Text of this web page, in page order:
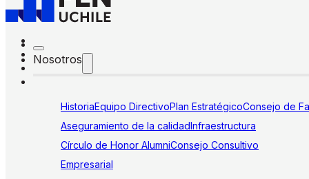
Nosotros
HistoriaEquipo DirectivoPlan EstratégicoConsejo de
Aseguramiento de la calidadInfraestructura
Círculo de Honor AlumniConsejo Consultivo
Empresarial